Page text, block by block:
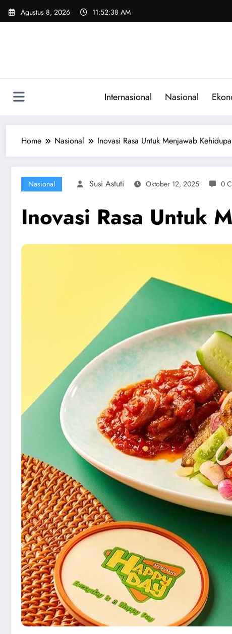
Skip
Agustus 8, 2026 11:52:39 AM
Internasional Nasional
Home Nasional Inovasi Rasa Untuk Menjawab
Nasional Susi Astuti Oktober 12, 2025 0
Inovasi Rasa Untuk